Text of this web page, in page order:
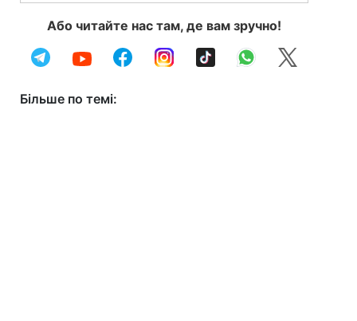
Або читайте нас там, де вам зручно!
Більше по темі: